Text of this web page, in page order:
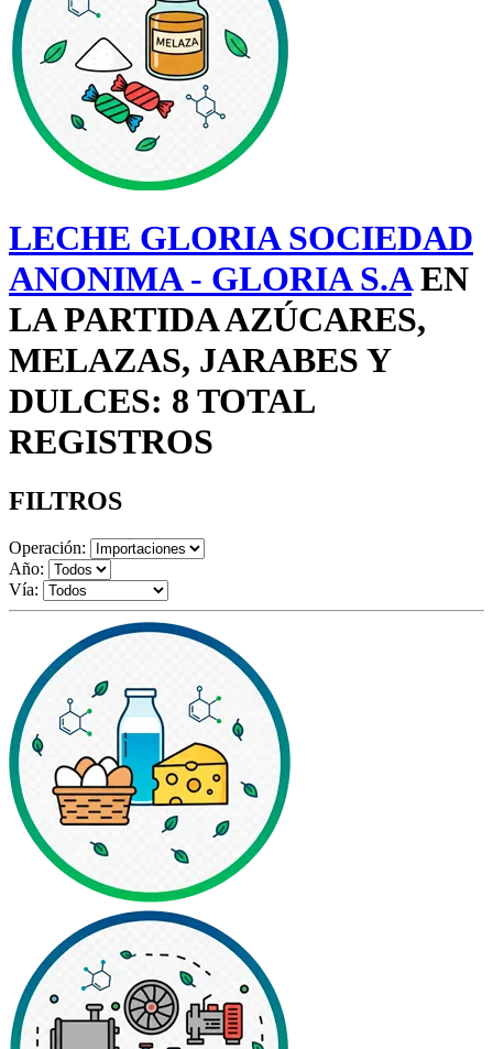
LECHE GLORIA SOCIEDAD
ANONIMA - GLORIA S.AEN
LA PARTIDA AZÚCARES,
MELAZAS, JARABES Y
DULCES: 8 TOTAL
REGISTROS
FILTROS
Operación:
Año:
Vía: